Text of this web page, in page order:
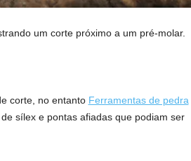
um corte próximo a um pré-molar.
corte, no entanto Ferramentas de pedra
sílex e pontas afiadas que podiam ser